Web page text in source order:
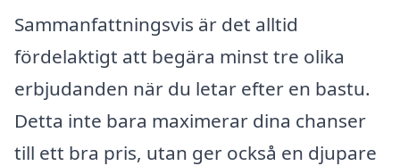
Sammanfattningsvis är det alltid
fördelaktigt att begära minst tre olika
erbjudanden när du letar efter en bastu.
Detta inte bara maximerar dina chanser
till ett bra pris, utan ger också en djupare